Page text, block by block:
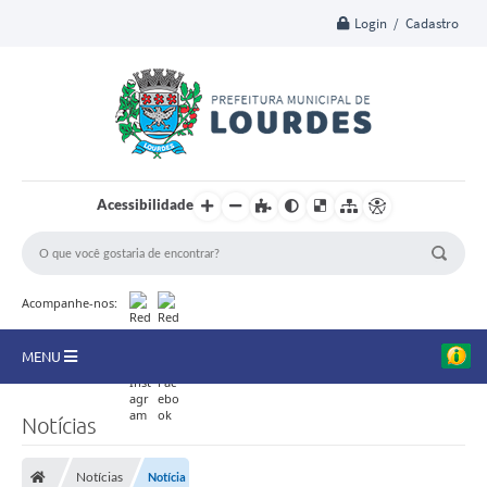
Login / Cadastro
Acessibilidade
Acompanhe-nos:
MENU
Notícias
Notícias Notícia